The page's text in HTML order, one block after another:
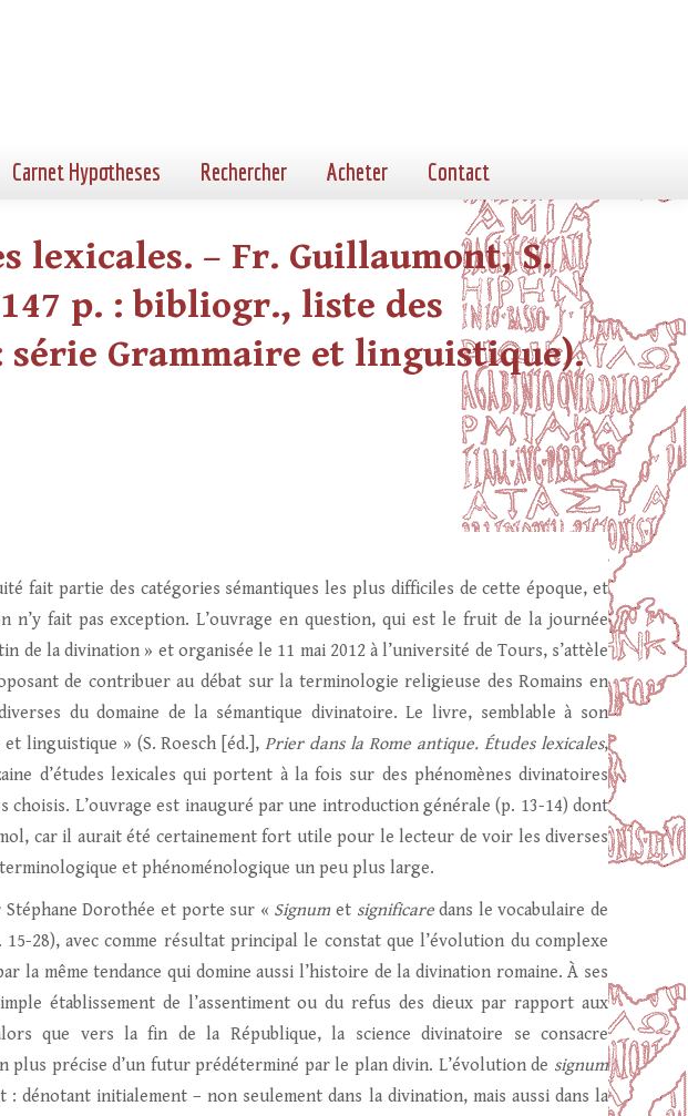
Carnet Hypotheses Rechercher Acheter Contact
lexicales. – Fr. Guillaumont, S.
p. : bibliogr., liste des
série Grammaire et linguistique).
fait partie des catégories sémantiques les plus difficiles de cette époque, et
n’y fait pas exception. L’ouvrage en question, qui est le fruit de la journée
de la divination » et organisée le 11 mai 2012 à l’université de Tours, s’attèle
de contribuer au débat sur la terminologie religieuse des Romains en
du domaine de la sémantique divinatoire. Le livre, semblable à son
et linguistique » (S. Roesch [éd.],Prier dans la Rome antique. Études lexicales,
d’études lexicales qui portent à la fois sur des phénomènes divinatoires
choisis. L’ouvrage est inauguré par une introduction générale (p. 13-14) dont
car il aurait été certainement fort utile pour le lecteur de voir les diverses
et phénoménologique un peu plus large.
Dorothée et porte sur « Signumet significaredans le vocabulaire de
28), avec comme résultat principal le constat que l’évolution du complexe
la même tendance qui domine aussi l’histoire de la divination romaine. À ses
établissement de l’assentiment ou du refus des dieux par rapport aux
que vers la fin de la République, la science divinatoire se consacre
plus précise d’un futur prédéterminé par le plan divin. L’évolution de signum
dénotant initialement – non seulement dans la divination, mais aussi dans la